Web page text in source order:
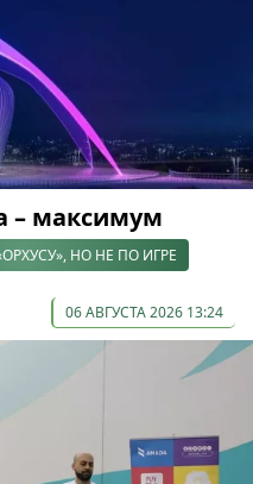
– максимум
НО НЕ ПО ИГРЕ
06 АВГУСТА 2026 13:24